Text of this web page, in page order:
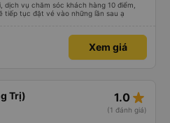
vụ chăm sóc khách hàng 10 điểm,
tiếp tục đặt vé vào những lần sau ạ
Xem giá
Trị) 1.0 star_rate
(1 đánh giá)